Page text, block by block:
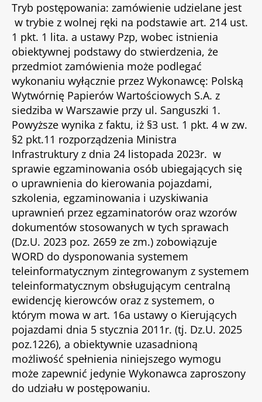
Tryb postępowania: zamówienie udzielane jest
w trybie z wolnej ręki na podstawie art. 214 ust.
1 pkt. 1 lita. a ustawy Pzp, wobec istnienia
obiektywnej podstawy do stwierdzenia, że
przedmiot zamówienia może podlegać
wykonaniu wyłącznie przez Wykonawcę: Polską
Wytwórnię Papierów Wartościowych S.A. z
siedziba w Warszawie przy ul. Sanguszki 1.
Powyższe wynika z faktu, iż §3 ust. 1 pkt. 4 w zw.
§2 pkt.11 rozporządzenia Ministra
Infrastruktury z dnia 24 listopada 2023r. w
sprawie egzaminowania osób ubiegających się
o uprawnienia do kierowania pojazdami,
szkolenia, egzaminowania i uzyskiwania
uprawnień przez egzaminatorów oraz wzorów
dokumentów stosowanych w tych sprawach
(Dz.U. 2023 poz. 2659 ze zm.) zobowiązuje
WORD do dysponowania systemem
teleinformatycznym zintegrowanym z systemem
teleinformatycznym obsługującym centralną
ewidencję kierowców oraz z systemem, o
którym mowa w art. 16a ustawy o Kierujących
pojazdami dnia 5 stycznia 2011r. (tj. Dz.U. 2025
poz.1226), a obiektywnie uzasadnioną
możliwość spełnienia niniejszego wymogu
może zapewnić jedynie Wykonawca zaproszony
do udziału w postępowaniu.